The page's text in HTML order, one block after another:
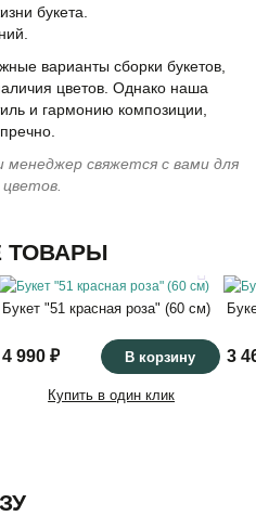
букета.
варианты сборки букетов,
цветов. Однако наша
и гармонию композиции,
свяжется с вами для
ТОВАРЫ
Букет "51 красная роза" (60 см)
4 990 ₽ В корзину
Купить в один клик
3